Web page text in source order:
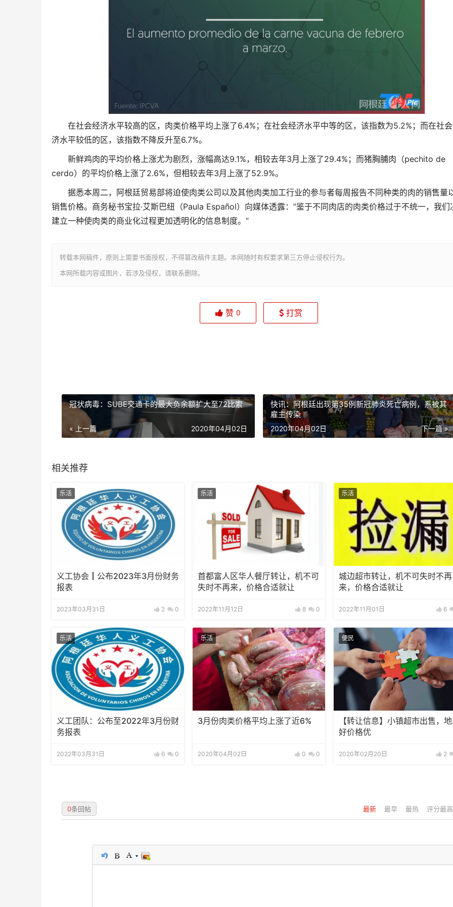
在社会经济水平较高的区，肉类价格平均上涨了6.4%；在社会经济水平中等的区，该指数为5.2%；而在社
济水平较低的区，该指数不降反升至6.7%。
新鲜鸡肉的平均价格上涨尤为剧烈，涨幅高达9.1%，相较去年3月上涨了29.4%；而猪胸脯肉（pechito de
cerdo）的平均价格上涨了2.6%，但相较去年3月上涨了52.9%。
据悉本周二，阿根廷贸易部将迫使肉类公司以及其他肉类加工行业的参与者每周报告不同种类的肉的销售量
销售价格。商务秘书宝拉·艾斯巴纽（Paula Español）向媒体透露：”鉴于不同肉店的肉类价格过于不统一，我们
建立一种使肉类的商业化过程更加透明化的信息制度。“
转载本网稿件，原则上需要书面授权，不得篡改稿件主题。本网随时有权要求第三方停止侵权行为。
本网所载内容或图片，若涉及侵权，请联系删除。
赞 0 打赏
冠状病毒：SUBE交通卡的最大负余额扩大至72比索
« 上一篇 2020年04月02日
快讯：阿根廷出现第35例新冠肺炎死亡病例，系被其
雇主传染
下一篇 »
2020年04月02日
相关推荐
乐活
义工协会┃公布2023年3月份财务
报表
2023年03月31日 2 0
乐活
首都富人区华人餐厅转让，机不可
失时不再来，价格合适就让
2022年11月12日 8 0
乐活
城边超市转让，机不可失时不再
来，价格合适就让
2022年11月01日 6
乐活
义工团队：公布至2022年3月份财
务报表
2022年03月31日 6 0
乐活
3月份肉类价格平均上涨了近6%
2020年04月02日 0 0
便民
【转让信息】小镇超市出售，
好价格优
2020年02月20日 2
最新 最早 最热 评分最高
0条回帖